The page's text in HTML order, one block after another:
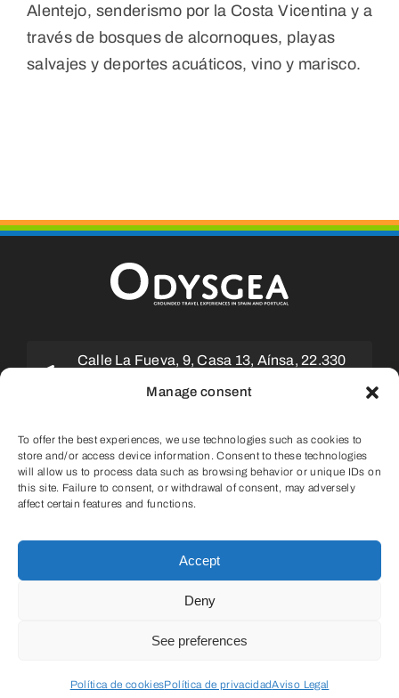
Manage consent
To offer the best experiences, we use technologies such as cookies to
store and/or access device information. Consent to these technologies
will allow us to process data such as browsing behavior or unique IDs on
this site. Failure to consent, or withdrawal of consent, may adversely
affect certain features and functions.
Accept
Deny
See preferences
Política de cookiesPolítica de privacidadAviso Legal
Alentejo, senderismo por la Costa Vicentina y a
través de bosques de alcornoques, playas
salvajes y deportes acuáticos, vino y marisco.
Calle La Fueva, 9, Casa 13, Aínsa, 22.330
Huesca (ESPAÑA)
(+34) 647 75 11 05
|Términos y condiciones